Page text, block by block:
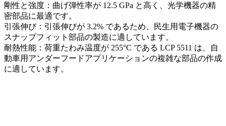
剛性と強度：曲げ弾性率が 12.5 GPa と高く、光学機器の精
密部品に最適です。
引張伸び：引張伸びが 3.2% であるため、民生用電子機器の
スナップフィット部品の製造に適しています。
耐熱性能：荷重たわみ温度が 255°C である LCP 5511 は、自
動車用アンダーフードアプリケーションの複雑な部品の作成
に適しています。